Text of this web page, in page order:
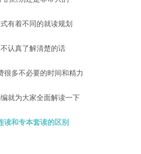
有着不同的就读规划
认真了解清楚的话
很多不必要的时间和精力
就为大家全面解读一下
读和专本套读的区别